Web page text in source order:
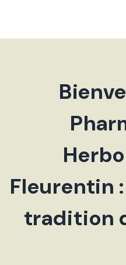
Fleurentin
tradition